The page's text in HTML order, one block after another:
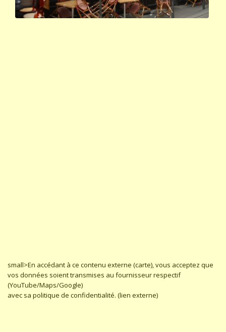
small>En accédant à ce contenu externe (carte), vous acceptez que
vos données soient transmises au fournisseur respectif
(YouTube/Maps/Google)
avec sa politique de confidentialité. (lien externe)